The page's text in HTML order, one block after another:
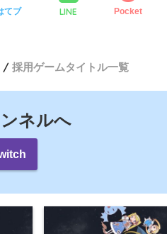
てブ LINE Pocket
採用ゲームタイトル一覧
ネルへ